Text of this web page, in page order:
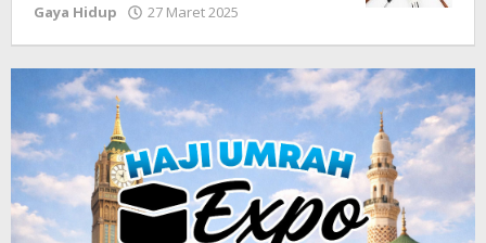
Gaya Hidup 27 Maret 2025
Azhari